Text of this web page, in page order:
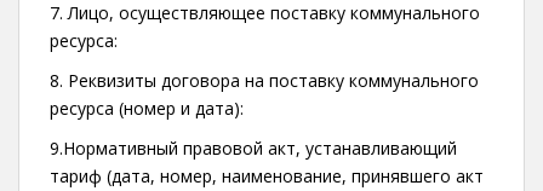
7. Лицо, осуществляющее поставку коммунального
ресурса:
8. Реквизиты договора на поставку коммунального
ресурса (номер и дата):
9.Нормативный правовой акт, устанавливающий
тариф (дата, номер, наименование, принявшего акт